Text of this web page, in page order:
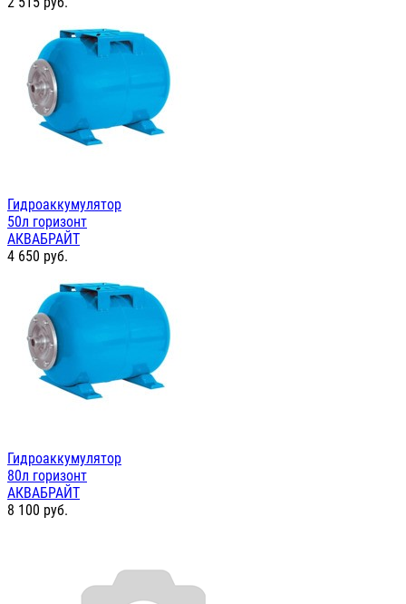
Гидроаккумулятор
50л горизонт
АКВАБРАЙТ
4 650 руб.
Гидроаккумулятор
80л горизонт
АКВАБРАЙТ
8 100 руб.